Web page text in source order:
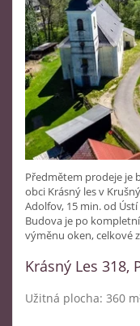
Předmětem prodeje je
obci Krásný les v
Adolfov, 15 min. od
Budova je po
výměnu oken, celkové
Krásný Les 318,
Užitná plocha: 360